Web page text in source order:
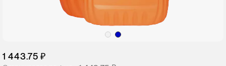
1 443.75 ₽